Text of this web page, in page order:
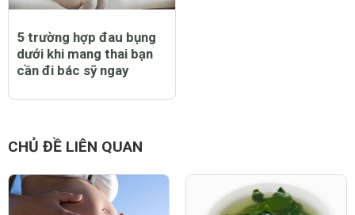
5 trường hợp đau bụng
dưới khi mang thai bạn
cần đi bác sỹ ngay
CHỦ ĐỀ LIÊN QUAN